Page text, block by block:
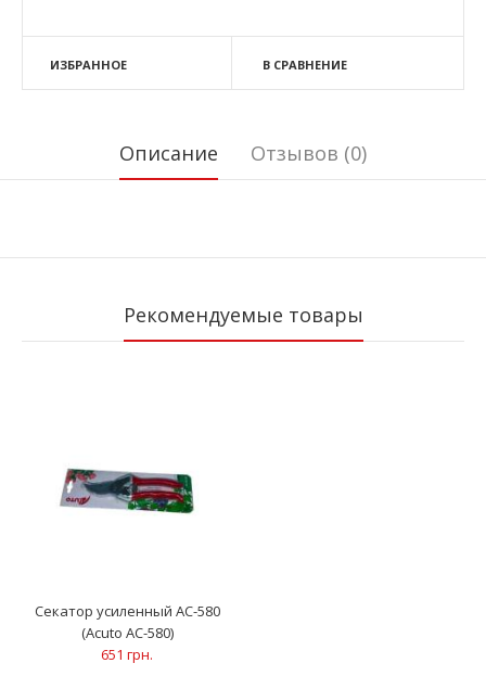
ИЗБРАННОЕ В СРАВНЕНИЕ
Описание Отзывов (0)
Рекомендуемые товары
Секатор усиленный AC-580
(Acuto AC-580)
651 грн.